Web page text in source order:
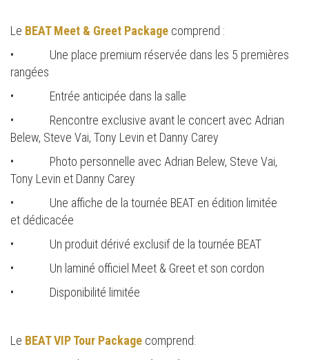
Le BEAT Meet & Greet Package comprend :
• Une place premium réservée dans les 5 premières
rangées
• Entrée anticipée dans la salle
• Rencontre exclusive avant le concert avec Adrian
Belew, Steve Vai, Tony Levin et Danny Carey
• Photo personnelle avec Adrian Belew, Steve Vai,
Tony Levin et Danny Carey
• Une affiche de la tournée BEAT en édition limitée
et dédicacée
• Un produit dérivé exclusif de la tournée BEAT
• Un laminé officiel Meet & Greet et son cordon
• Disponibilité limitée
Le BEAT VIP Tour Package comprend: